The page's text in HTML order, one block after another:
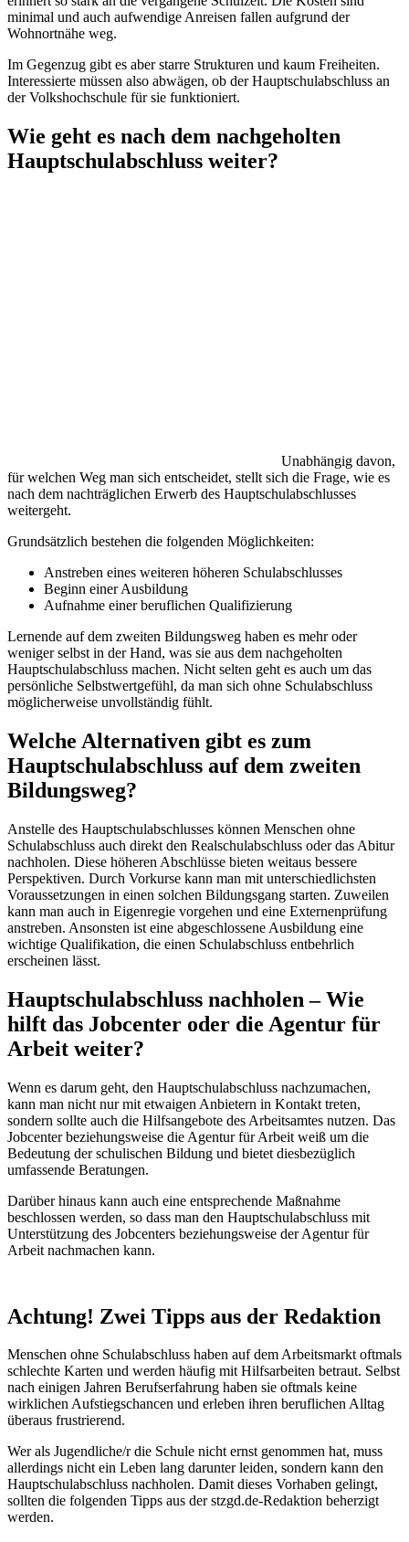
minimal und auch aufwendige Anreisen fallen aufgrund der
Wohnortnähe weg.
Im Gegenzug gibt es aber starre Strukturen und kaum Freiheiten.
Interessierte müssen also abwägen, ob der Hauptschulabschluss an
der Volkshochschule für sie funktioniert.
Wie geht es nach dem nachgeholten
Hauptschulabschluss weiter?
Unabhängig davon,
für welchen Weg man sich entscheidet, stellt sich die Frage, wie es
nach dem nachträglichen Erwerb des Hauptschulabschlusses
weitergeht.
Grundsätzlich bestehen die folgenden Möglichkeiten:
Anstreben eines weiteren höheren Schulabschlusses
Beginn einer Ausbildung
Aufnahme einer beruflichen Qualifizierung
Lernende auf dem zweiten Bildungsweg haben es mehr oder
weniger selbst in der Hand, was sie aus dem nachgeholten
Hauptschulabschluss machen. Nicht selten geht es auch um das
persönliche Selbstwertgefühl, da man sich ohne Schulabschluss
möglicherweise unvollständig fühlt.
Welche Alternativen gibt es zum
Hauptschulabschluss auf dem zweiten
Bildungsweg?
Anstelle des Hauptschulabschlusses können Menschen ohne
Schulabschluss auch direkt den Realschulabschluss oder das Abitur
nachholen. Diese höheren Abschlüsse bieten weitaus bessere
Perspektiven. Durch Vorkurse kann man mit unterschiedlichsten
Voraussetzungen in einen solchen Bildungsgang starten. Zuweilen
kann man auch in Eigenregie vorgehen und eine Externenprüfung
anstreben. Ansonsten ist eine abgeschlossene Ausbildung eine
wichtige Qualifikation, die einen Schulabschluss entbehrlich
erscheinen lässt.
Hauptschulabschluss nachholen – Wie
hilft das Jobcenter oder die Agentur für
Arbeit weiter?
Wenn es darum geht, den Hauptschulabschluss nachzumachen,
kann man nicht nur mit etwaigen Anbietern in Kontakt treten,
sondern sollte auch die Hilfsangebote des Arbeitsamtes nutzen. Das
Jobcenter beziehungsweise die Agentur für Arbeit weiß um die
Bedeutung der schulischen Bildung und bietet diesbezüglich
umfassende Beratungen.
Darüber hinaus kann auch eine entsprechende Maßnahme
beschlossen werden, so dass man den Hauptschulabschluss mit
Unterstützung des Jobcenters beziehungsweise der Agentur für
Arbeit nachmachen kann.
Achtung! Zwei Tipps aus der Redaktion
Menschen ohne Schulabschluss haben auf dem Arbeitsmarkt oftmals
schlechte Karten und werden häufig mit Hilfsarbeiten betraut. Selbst
nach einigen Jahren Berufserfahrung haben sie oftmals keine
wirklichen Aufstiegschancen und erleben ihren beruflichen Alltag
überaus frustrierend.
Wer als Jugendliche/r die Schule nicht ernst genommen hat, muss
allerdings nicht ein Leben lang darunter leiden, sondern kann den
Hauptschulabschluss nachholen. Damit dieses Vorhaben gelingt,
sollten die folgenden Tipps aus der stzgd.de-Redaktion beherzigt
werden.